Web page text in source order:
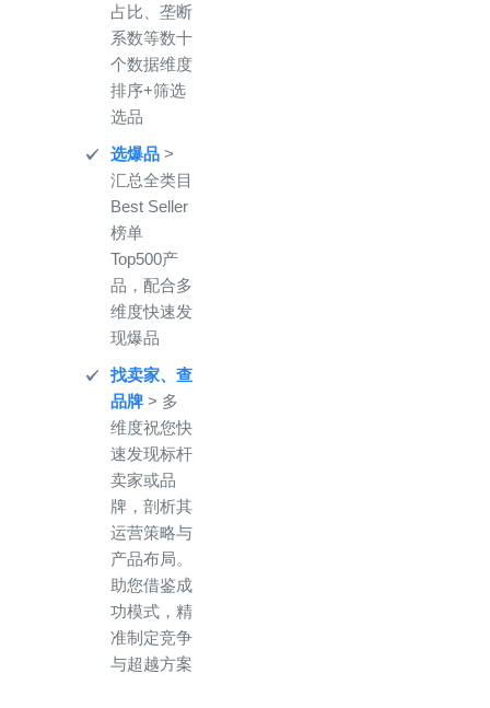
占比、垄断
系数等数十
个数据维度
排序+筛选
选品
选爆品 >
汇总全类目
Best Seller
榜单
Top500产
品，配合多
维度快速发
现爆品
找卖家、查
品牌 > 多
维度祝您快
速发现标杆
卖家或品
牌，剖析其
运营策略与
产品布局。
助您借鉴成
功模式，精
准制定竞争
与超越方案